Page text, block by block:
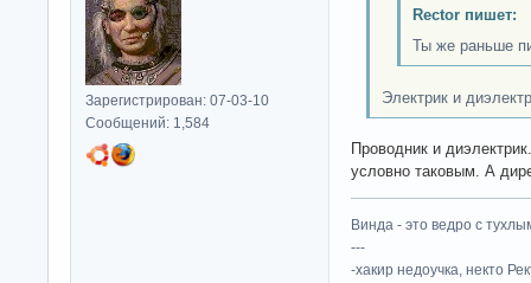
Зарегистрирован: 07-03-10
Сообщений: 1,584
Rector пишет:
Ты же раньше
Электрик и
Проводник и
условно таковым. А
Винда - это ведро с
---
-хакир недоучка, некто